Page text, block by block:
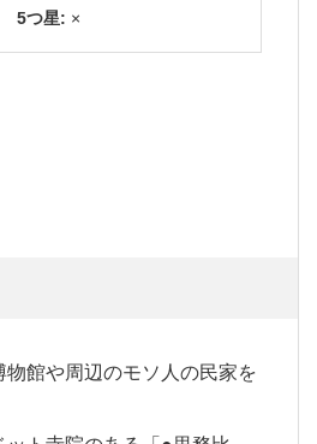
5つ星: ×
館や周辺のモソ人の民家を